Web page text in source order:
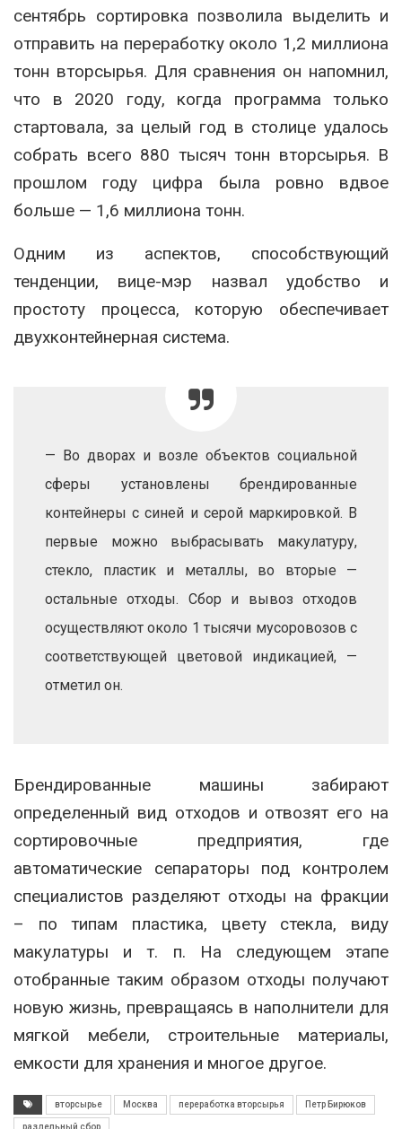
сентябрь сортировка позволила выделить и
отправить на переработку около 1,2 миллиона
тонн вторсырья. Для сравнения он напомнил,
что в 2020 году, когда программа только
стартовала, за целый год в столице удалось
собрать всего 880 тысяч тонн вторсырья. В
прошлом году цифра была ровно вдвое
больше — 1,6 миллиона тонн.
Одним из аспектов, способствующий
тенденции, вице-мэр назвал удобство и
простоту процесса, которую обеспечивает
двухконтейнерная система.
— Во дворах и возле объектов социальной
сферы установлены брендированные
контейнеры с синей и серой маркировкой. В
первые можно выбрасывать макулатуру,
стекло, пластик и металлы, во вторые —
остальные отходы. Сбор и вывоз отходов
осуществляют около 1 тысячи мусоровозов с
соответствующей цветовой индикацией, —
отметил он.
Брендированные машины забирают
определенный вид отходов и отвозят его на
сортировочные предприятия, где
автоматические сепараторы под контролем
специалистов разделяют отходы на фракции
– по типам пластика, цвету стекла, виду
макулатуры и т. п. На следующем этапе
отобранные таким образом отходы получают
новую жизнь, превращаясь в наполнители для
мягкой мебели, строительные материалы,
емкости для хранения и многое другое.
вторсырье Москва переработка вторсырья Петр Бирюков